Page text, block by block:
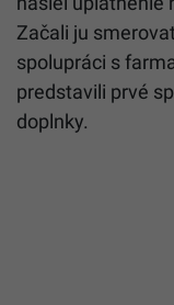
Začali ju
spolupráci s
predstavili prvé
doplnky.